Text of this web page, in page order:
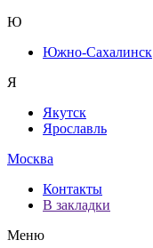
Ю
Южно-Сахалинск
Я
Якутск
Ярославль
Москва
Контакты
В закладки
Меню